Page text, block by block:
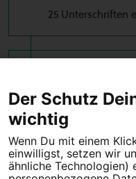
25 Unterschriften
10 Unterschriften
Tipps für deine
Der Schutz
wichtig
Wenn Du mit einem
einwilligst, setzen wir
ähnliche Technologien)